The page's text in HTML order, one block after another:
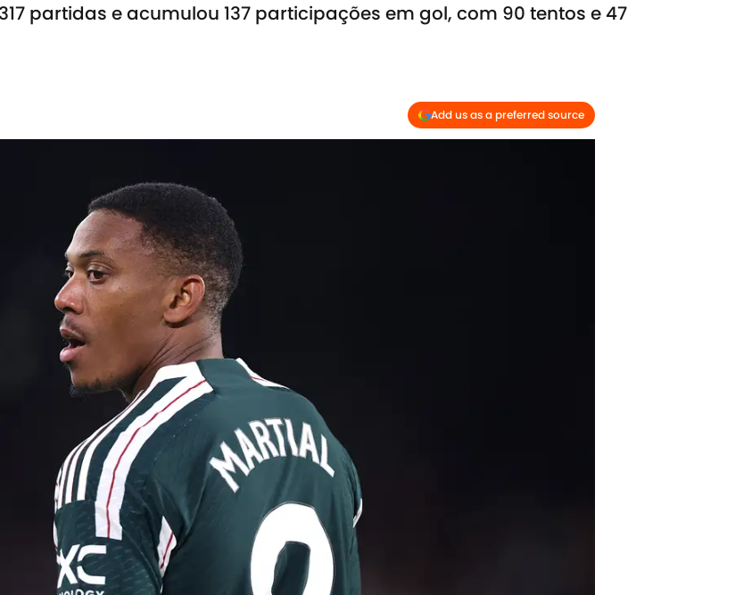
partidas e acumulou 137 participações em gol, com 90 tentos e 47
Add us as a preferred source